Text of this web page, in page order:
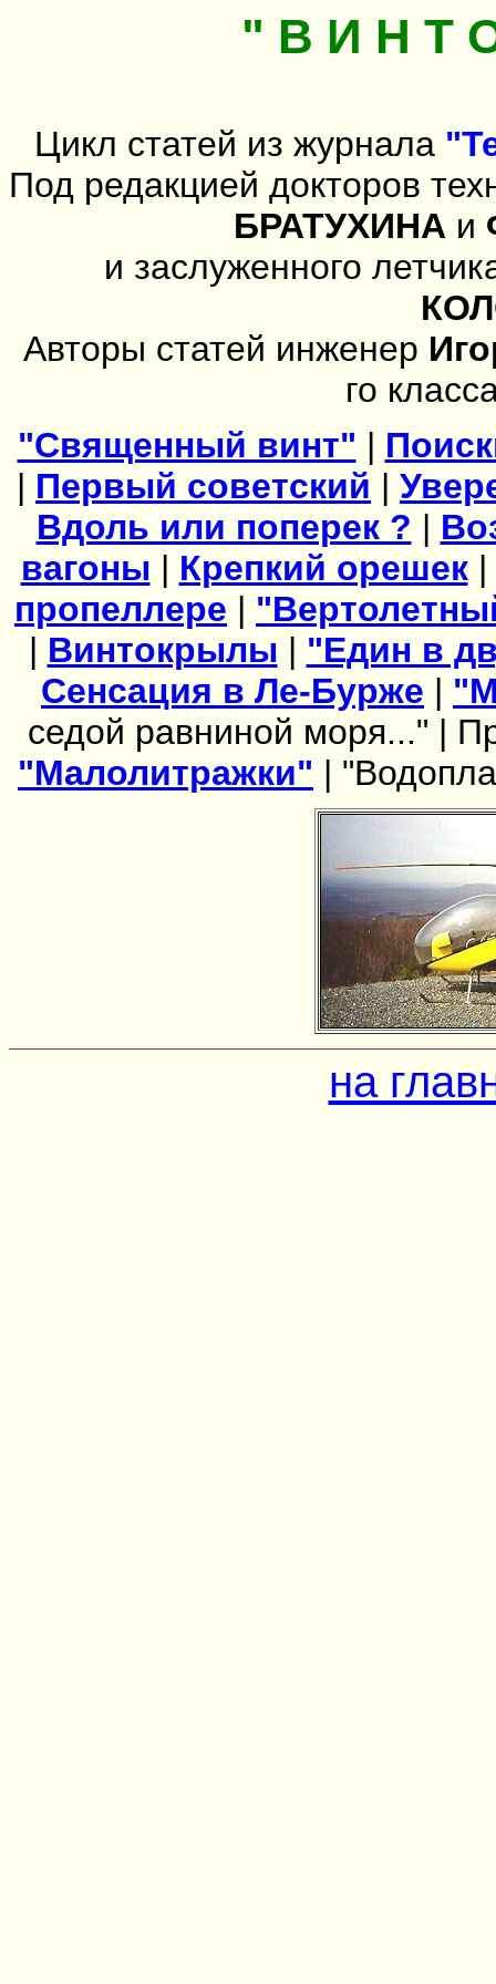
" В И Н Т
Цикл статей из журнала
Под редакцией докторов
БРАТУХИНА и
и заслуженного
Авторы статей инженер
го
"Священный винт" |
| Первый советский |
Вдоль или поперек ? |
вагоны | Крепкий орешек|
пропеллере |
| Винтокрылы | "Един в
Сенсация в Ле-Бурже |
седой равниной моря..." |
"Малолитражки" |
на